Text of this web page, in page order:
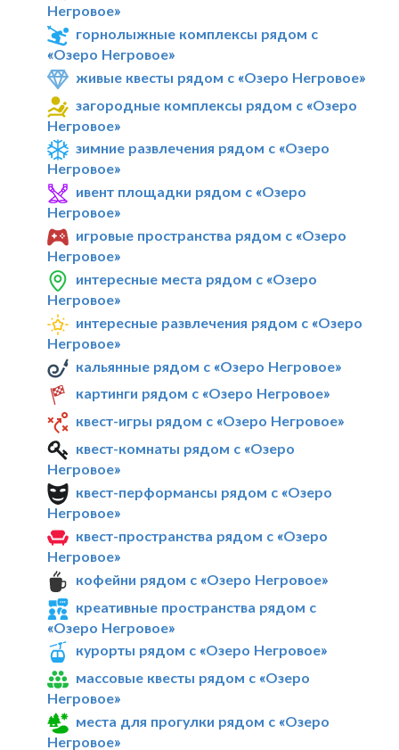
Негровое»
горнолыжные комплексы рядом с
«Озеро Негровое»
живые квесты рядом с «Озеро Негровое»
загородные комплексы рядом с «Озеро
Негровое»
зимние развлечения рядом с «Озеро
Негровое»
ивент площадки рядом с «Озеро
Негровое»
игровые пространства рядом с «Озеро
Негровое»
интересные места рядом с «Озеро
Негровое»
интересные развлечения рядом с «Озеро
Негровое»
кальянные рядом с «Озеро Негровое»
картинги рядом с «Озеро Негровое»
квест-игры рядом с «Озеро Негровое»
квест-комнаты рядом с «Озеро
Негровое»
квест-перформансы рядом с «Озеро
Негровое»
квест-пространства рядом с «Озеро
Негровое»
кофейни рядом с «Озеро Негровое»
креативные пространства рядом с
«Озеро Негровое»
курорты рядом с «Озеро Негровое»
массовые квесты рядом с «Озеро
Негровое»
места для прогулки рядом с «Озеро
Негровое»